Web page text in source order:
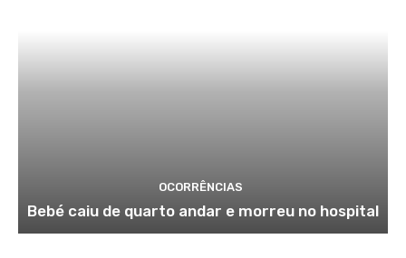
OCORRÊNCIAS
Bebé caiu de quarto andar e morreu no hospital